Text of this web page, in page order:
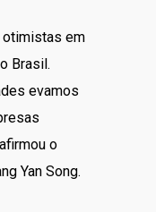
otimistas em
Brasil.
evamos
o
Yan Song.